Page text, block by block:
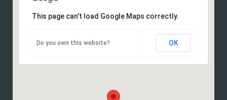
This page can't load Google Maps correctly.
Do you own this website? OK